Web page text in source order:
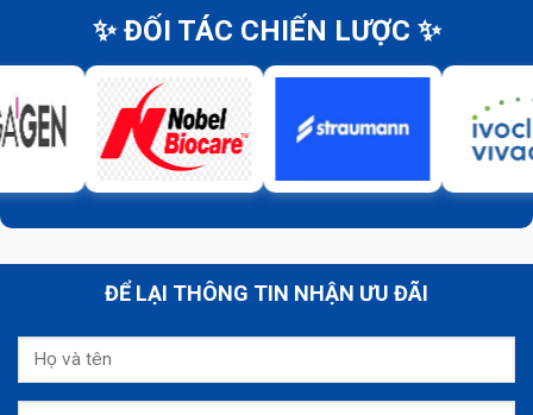
✨ ĐỐI TÁC CHIẾN LƯỢC ✨
ĐỂ LẠI THÔNG TIN NHẬN ƯU ĐÃI